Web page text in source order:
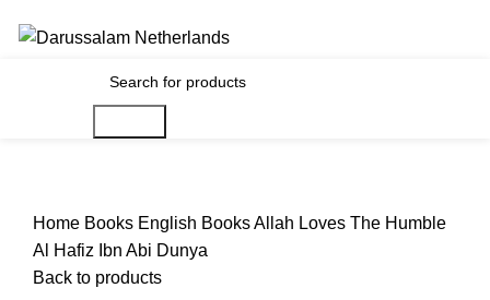
Home Books English BooksAllah Loves The Humble
Al Hafiz Ibn Abi Dunya
Back to products